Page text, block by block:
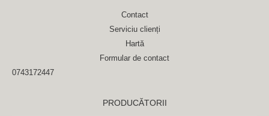
Contact
Serviciu clienți
Hartă
Formular de contact
0743172447
PRODUCĂTORII